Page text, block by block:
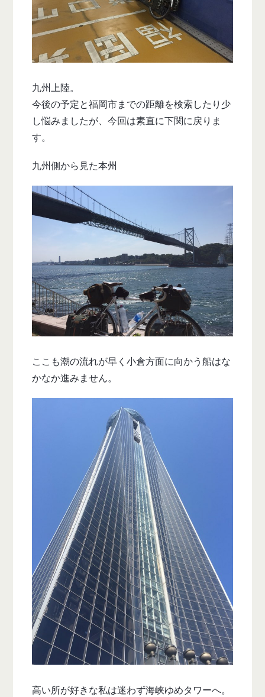
九州上陸。
今後の予定と福岡市までの距離を検索したり少
し悩みましたが、今回は素直に下関に戻りま
す。
九州側から見た本州
ここも潮の流れが早く小倉方面に向かう船はな
かなか進みません。
高い所が好きな私は迷わず海峡ゆめタワーへ。